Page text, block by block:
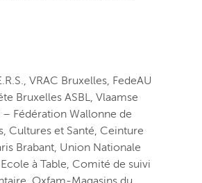
VRAC Bruxelles, FedeAU
Bruxelles ASBL, Vlaamse
– Fédération Wallonne de
Cultures et Santé, Ceinture
Brabant, Union Nationale
Ecole à Table, Comité de suivi